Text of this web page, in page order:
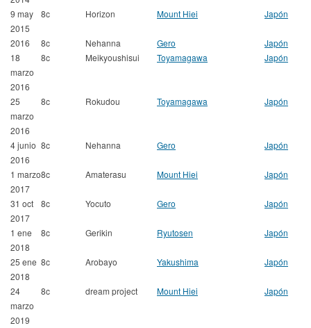
9 may
2015
8c Horizon Mount Hiei Japón
2016 8c Nehanna Gero
Japón
18
marzo
2016
8c Meikyoushisui Toyamagawa Japón
25
marzo
2016
8c Rokudou Toyamagawa Japón
4 junio
2016
8c Nehanna Gero Japón
1 marzo
2017
8c Amaterasu Mount Hiei Japón
31 oct
2017
8c Yocuto Gero Japón
1 ene
2018
8c Gerikin Ryutosen Japón
25 ene
2018
8c Arobayo Yakushima Japón
24
marzo
2019
8c dream project Mount Hiei Japón